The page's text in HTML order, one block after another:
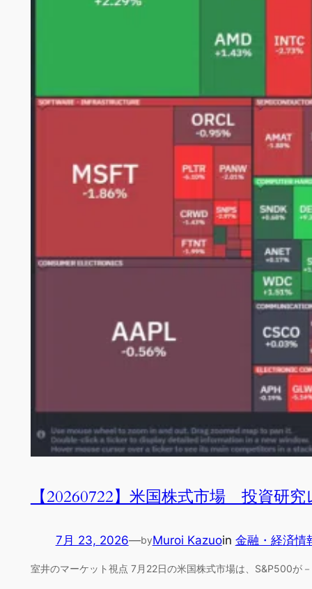
【20260722】米国株式市場 投資研
7月 23, 2026—byMuroi Kazuoin 金融・経済情
室井のマーケット視点 7月22日の米国株式市場は、S&P500が